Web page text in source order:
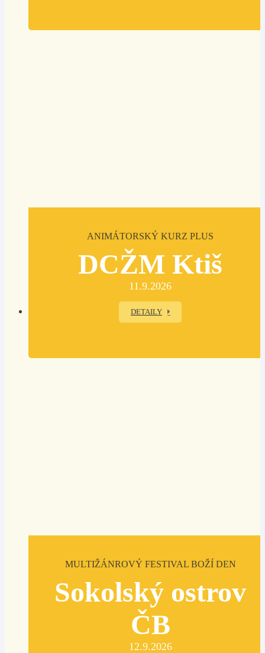
ANIMÁTORSKÝ KURZ PLUS
DCŽM Ktiš
11.9.2026
DETAILY
MULTIŽÁNROVÝ FESTIVAL BOŽÍ DEN
Sokolský ostrov
ČB
12.9.2026